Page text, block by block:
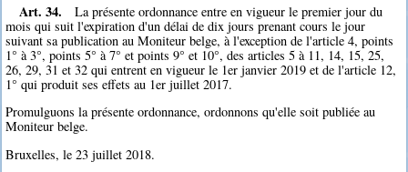
Art. 34.
La présente ordonnance entre en vigueur le premier jour du
mois qui suit l'expiration d'un délai de dix jours prenant cours le jour
suivant sa publication au Moniteur belge, à l'exception de l'article 4, points
1° à 3°, points 5° à 7° et points 9° et 10°, des articles 5 à 11, 14, 15, 25,
26, 29, 31 et 32 qui entrent en vigueur le 1er janvier 2019 et de l'article 12,
1° qui produit ses effets au 1er juillet 2017.
Promulguons la présente ordonnance, ordonnons qu'elle soit publiée au
Moniteur belge.
Bruxelles, le 23 juillet 2018.